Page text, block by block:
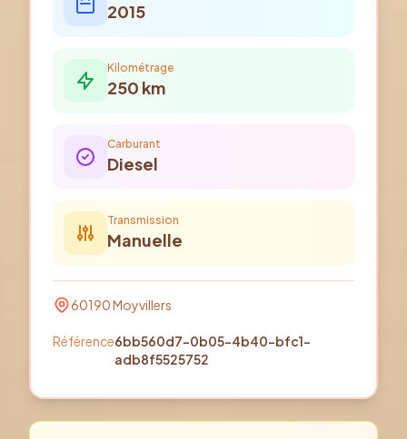
2015
Kilométrage
250 km
Carburant
Diesel
Transmission
Manuelle
60190Moyvillers
Référence6bb560d7-0b05-4b40-bfc1-
adb8f5525752